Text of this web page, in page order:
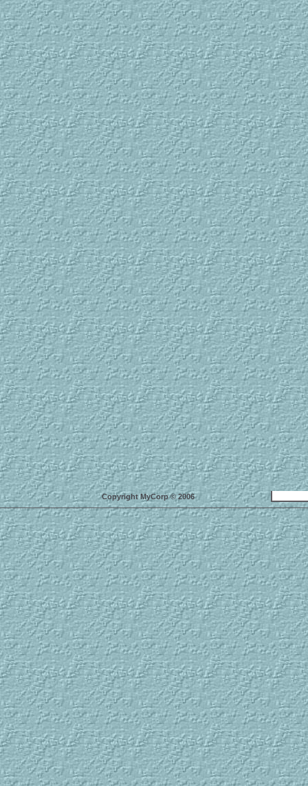
Copyright MyCorp © 2006